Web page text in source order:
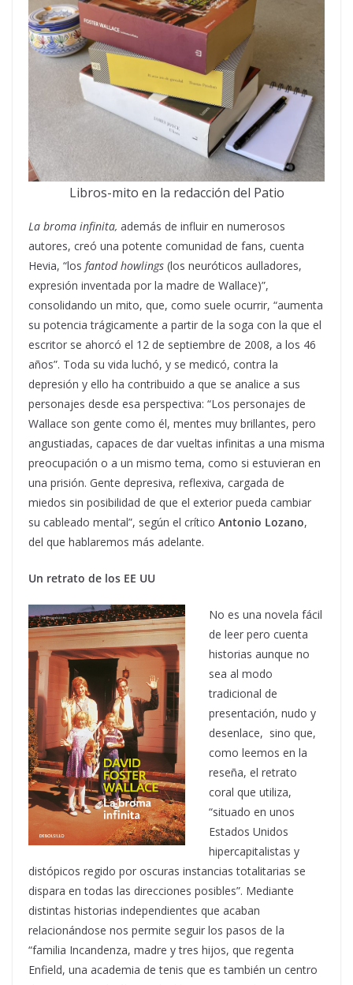
Libros-mito en la redacción del Patio
La broma infinita, además de influir en numerosos
autores, creó una potente comunidad de fans, cuenta
Hevia, “los fantod howlings (los neuróticos aulladores,
expresión inventada por la madre de Wallace)”,
consolidando un mito, que, como suele ocurrir, “aumenta
su potencia trágicamente a partir de la soga con la que el
escritor se ahorcó el 12 de septiembre de 2008, a los 46
años”. Toda su vida luchó, y se medicó, contra la
depresión y ello ha contribuido a que se analice a sus
personajes desde esa perspectiva: “Los personajes de
Wallace son gente como él, mentes muy brillantes, pero
angustiadas, capaces de dar vueltas infinitas a una misma
preocupación o a un mismo tema, como si estuvieran en
una prisión. Gente depresiva, reflexiva, cargada de
miedos sin posibilidad de que el exterior pueda cambiar
su cableado mental”, según el crítico Antonio Lozano,
del que hablaremos más adelante.
Un retrato de los EE UU
No es una novela fácil
de leer pero cuenta
historias aunque no
sea al modo
tradicional de
presentación, nudo y
desenlace, sino que,
como leemos en la
reseña, el retrato
coral que utiliza,
“situado en unos
Estados Unidos
hipercapitalistas y
distópicos regido por oscuras instancias totalitarias se
dispara en todas las direcciones posibles”. Mediante
distintas historias independientes que acaban
relacionándose nos permite seguir los pasos de la
“familia Incandenza, madre y tres hijos, que regenta
Enfield, una academia de tenis que es también un centro